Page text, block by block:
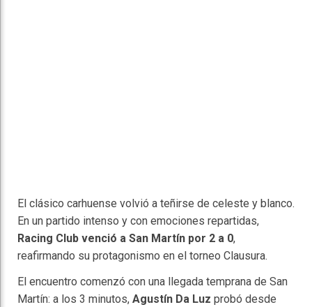
El clásico carhuense volvió a teñirse de celeste y blanco.
En un partido intenso y con emociones repartidas,
Racing Club venció a San Martín por 2 a 0,
reafirmando su protagonismo en el torneo Clausura.
El encuentro comenzó con una llegada temprana de San
Martín: a los 3 minutos, Agustín Da Luz probó desde